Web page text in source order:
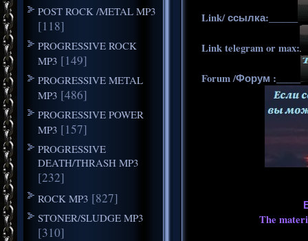
POST ROCK /METAL MP3
[118]
PROGRESSIVE ROCK
MP3 [149]
PROGRESSIVE METAL
MP3 [486]
PROGRESSIVE POWER
MP3 [157]
PROGRESSIVE
DEATH/THRASH MP3
[232]
ROCK MP3 [827]
STONER/SLUDGE MP3
[310]
Link/ ссылка:______
Link telegram or max:
Forum /Форум :_____
The